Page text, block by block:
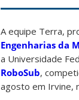
A equipe Terra,
Engenharias da
a Universidade
RoboSub,
agosto em Irvine,